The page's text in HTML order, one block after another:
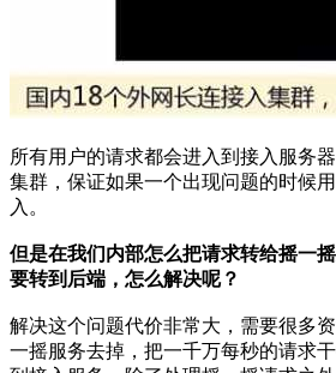
所有用户的请求都会进入到接入服务
集群，保证如果一个出现问题的时候
入。
但是在我们内部怎么把请求转给摇一
要转到后端，怎么解决呢？
解决这个问题代价非常大，需要很多
一摇服务去掉，把一千万每秒的请求